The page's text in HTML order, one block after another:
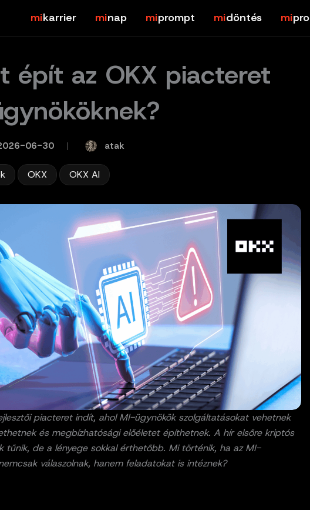
karrier nap prompt döntés pro
épít az OKX piacteret
06-30 atak
OKX OKX AI
piacteret indít, ahol MI-ügynökök szolgáltatásokat vehetnek
és megbízhatósági előéletet építhetnek. A hír elsőre kriptós
tűnik, de a lényege sokkal érthetőbb. Mi történik, ha az MI-
válaszolnak, hanem feladatokat is intéznek?